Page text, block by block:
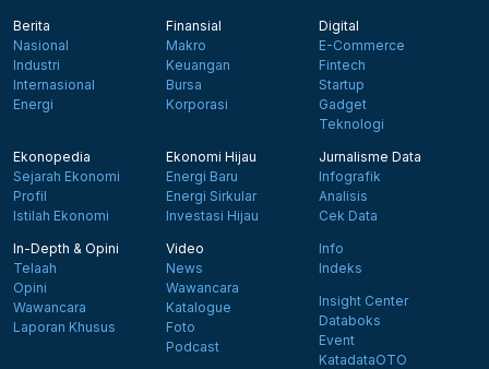
Berita
Nasional
Industri
Internasional
Energi
Finansial
Makro
Keuangan
Bursa
Korporasi
Digital
E-Commerce
Fintech
Startup
Gadget
Teknologi
Ekonopedia
Sejarah Ekonomi
Profil
Istilah Ekonomi
Ekonomi Hijau
Energi Baru
Energi Sirkular
Investasi Hijau
Jurnalisme Data
Infografik
Analisis
Cek Data
In-Depth & Opini
Telaah
Opini
Wawancara
Laporan Khusus
Video
News
Wawancara
Katalogue
Foto
Podcast
Info
Indeks
Insight Center
Databoks
Event
KatadataOTO